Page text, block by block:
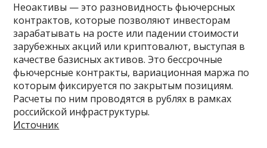
Неоактивы — это разновидность фьючерсных
контрактов, которые позволяют инвесторам
зарабатывать на росте или падении стоимости
зарубежных акций или криптовалют, выступая в
качестве базисных активов. Это бессрочные
фьючерсные контракты, вариационная маржа по
которым фиксируется по закрытым позициям.
Расчеты по ним проводятся в рублях в рамках
российской инфраструктуры.
Источник